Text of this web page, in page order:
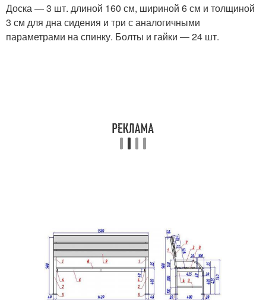
Доска ― 3 шт. длиной 160 см, шириной 6 см и толщиной
3 см для дна сидения и три с аналогичными
параметрами на спинку. Болты и гайки ― 24 шт.